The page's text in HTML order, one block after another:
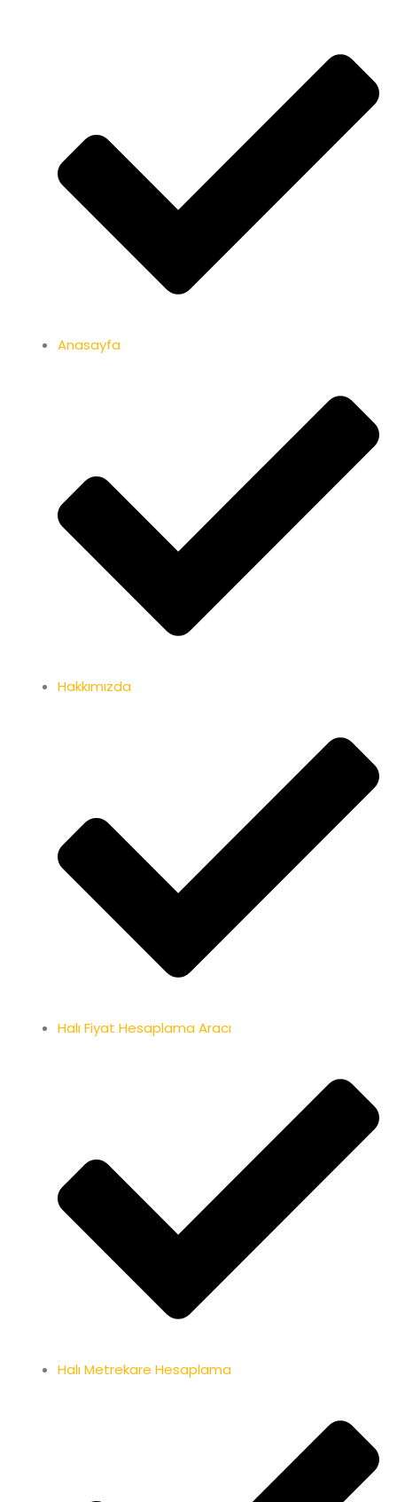
Anasayfa
Hakkımızda
Halı Fiyat Hesaplama Aracı
Halı Metrekare Hesaplama